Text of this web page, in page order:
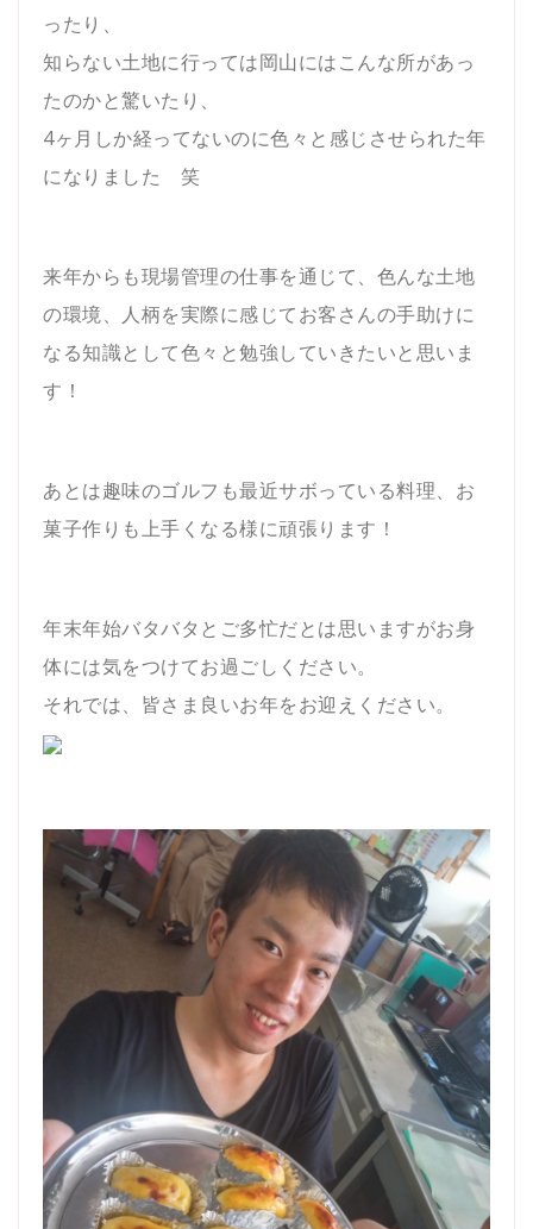
ったり、
知らない土地に行っては岡山にはこんな所があっ
たのかと驚いたり、
4ヶ月しか経ってないのに色々と感じさせられた年
になりました 笑
来年からも現場管理の仕事を通じて、色んな土地
の環境、人柄を実際に感じてお客さんの手助けに
なる知識として色々と勉強していきたいと思いま
す！
あとは趣味のゴルフも最近サボっている料理、お
菓子作りも上手くなる様に頑張ります！
年末年始バタバタとご多忙だとは思いますがお身
体には気をつけてお過ごしください。
それでは、皆さま良いお年をお迎えください。